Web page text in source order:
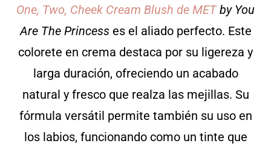
One, Two, Cheek Cream Blush de METby You
Are The Princesses el aliado perfecto. Este
colorete en crema destaca por su ligereza y
larga duración, ofreciendo un acabado
natural y fresco que realza las mejillas. Su
fórmula versátil permite también su uso en
los labios, funcionando como un tinte que